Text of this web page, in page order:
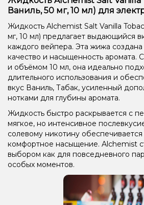
Ваниль, 50 мг, 10 мл) для
Жидкость Alchemist Salt Vanilla
мг, 10 мл) предлагает выдающийся
каждого вейпера. Эта жижа создана
качество и насыщенность аромата.
и объёмом 10 мл, она идеально
длительного использования и
вкус Ваниль, Табак, усиленный
нотками для глубины аромата.
Жидкость быстро раскрывается с
мягкое, но интенсивное
солевому никотину
комфортное насыщение. Alchemist
выбором как для повседневного
особых моментов.